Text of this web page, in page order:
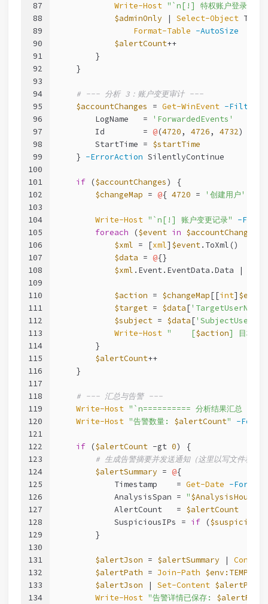
87
88
89
90
91
92
93
94
95
96
97
98
99
100
101
102
103
104
105
106
107
108
109
110
111
112
113
114
115
116
117
118
119
120
121
122
123
124
125
126
127
128
129
130
131
132
133
134
Write-Host "`n[!] 特权账户登录记录
$adminOnly | Select-Object Time,
Format-Table -AutoSize
$alertCount++
        }
    }
# --- 分析 3：账户变更审计 ---
$accountChanges = Get-WinEvent -
        LogName   =
'ForwardedEvents'
        Id        =
@(4720, 4726, 4732)
        StartTime =
$startTime
    }
-ErrorAction SilentlyContinue
if ($accountChanges) {
$changeMap = @{ 4720 = '创建用户'
Write-Host "`n[!] 账户变更记录"
-
foreach ($event in $accountChanges
$xml = [xml] $event.ToXml()
$data = @{}
$xml .Event.EventData.Data |
$action = $changeMap[[int] $event
$target = $data['TargetUserName'
$subject = $data[
Write-Host "    [$action] 目标:
        }
$alertCount++
    }
# --- 汇总与告警 ---
Write-Host "`n========== 分析结果汇总
Write-Host "告警数量: $alertCount" -
if ($alertCount -gt 0) {
# 生成告警摘要并发送通知（这里以写文件和事
$alertSummary = @{
            Timestamp    =
Get-Date -Format
            AnalysisSpan =
"$AnalysisHours
            AlertCount   =
$alertCount
            SuspiciousIPs =
if (
        }
$alertJson = $alertSummary |
$alertPath = Join-Path $env:TEMP
$alertJson | Set-Content $alertPath
Write-Host "告警详情已保存: $alertPath